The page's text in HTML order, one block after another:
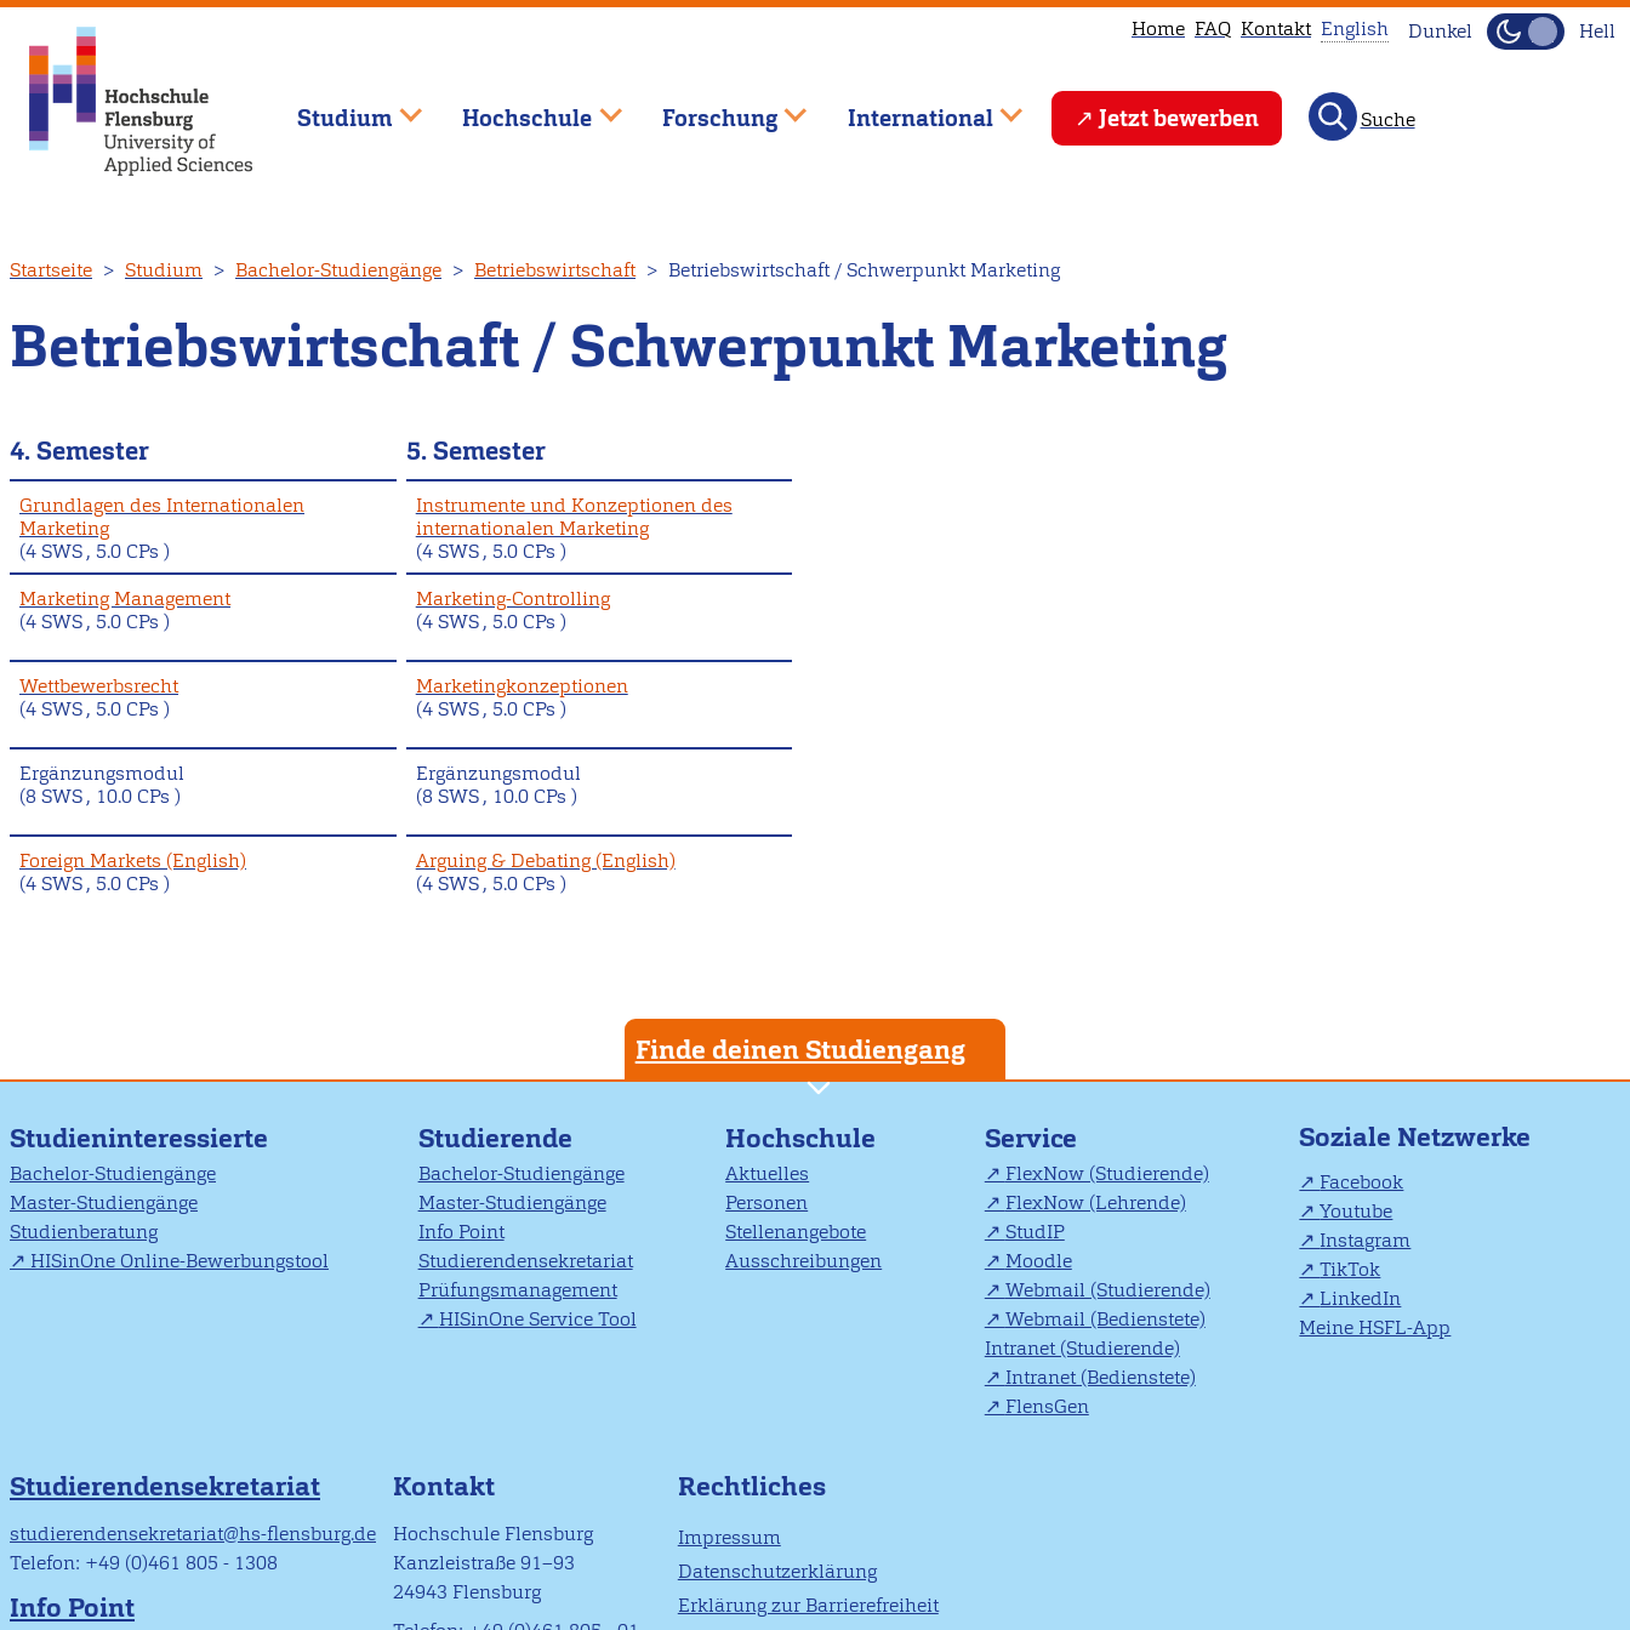
zum
Inhalt
Home FAQ Kontakt
This
page
English Dunkel Hell
Studium Hochschule Forschung International Jetzt bewerben Suche
Startseite Studium Bachelor-Studiengänge Betriebswirtschaft Betriebswirtschaft / Schwerpunkt Marketing
Betriebswirtschaft / Schwerpunkt Marketing
4. Semester
Grundlagen des Internationalen
Marketing
(4 SWS , 5.0 CPs )
Marketing Management
(4 SWS , 5.0 CPs )
Wettbewerbsrecht
(4 SWS , 5.0 CPs )
Ergänzungsmodul
(8 SWS , 10.0 CPs )
Foreign Markets (English)
(4 SWS , 5.0 CPs )
5. Semester
Instrumente und Konzeptionen des
internationalen Marketing
(4 SWS , 5.0 CPs )
Marketing-Controlling
(4 SWS , 5.0 CPs )
Marketingkonzeptionen
(4 SWS , 5.0 CPs )
Ergänzungsmodul
(8 SWS , 10.0 CPs )
Arguing & Debating (English)
(4 SWS , 5.0 CPs )
Finde deinen Studiengang
Studieninteressierte
Bachelor-Studiengänge
Master-Studiengänge
Studienberatung
HISinOne Online-Bewerbungstool
Studierende
Bachelor-Studiengänge
Master-Studiengänge
Info Point
Studierendensekretariat
Prüfungsmanagement
HISinOne Service Tool
Hochschule
Aktuelles
Personen
Stellenangebote
Ausschreibungen
Service
FlexNow (Studierende)
FlexNow (Lehrende)
StudIP
Moodle
Webmail (Studierende)
Webmail (Bedienstete)
Intranet (Studierende)
Intranet (Bedienstete)
FlensGen
Soziale Netzwerke
Facebook
Youtube
Instagram
TikTok
LinkedIn
Meine HSFL-App
Studierendensekretariat
studierendensekretariat@hs-flensburg.de
Telefon: +49 (0)461 805 - 1308
Info Point
Kontakt
Hochschule Flensburg
Kanzleistraße 91–93
24943 Flensburg
Rechtliches
Impressum
Datenschutzerklärung
Erklärung zur Barrierefreiheit